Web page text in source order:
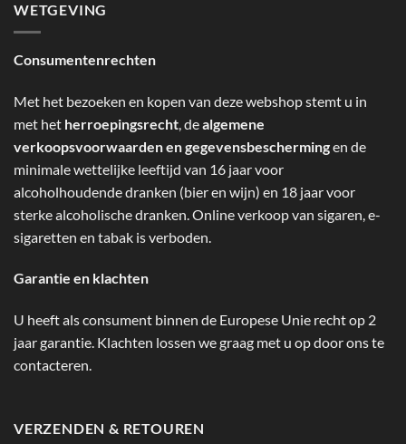
WETGEVING
Consumentenrechten
Met het bezoeken en kopen van deze webshop stemt u in
met het herroepingsrecht , dealgemene
verkoopsvoorwaarden en gegevensbeschermingen de
minimale wettelijke leeftijd van 16 jaar voor
alcoholhoudende dranken (bier en wijn) en 18 jaar voor
sterke alcoholische dranken. Online verkoop van sigaren, e-
sigaretten en tabak is verboden.
Garantie en klachten
U heeft als consument binnen de Europese Unie recht op 2
jaar garantie. Klachten lossen we graag met u op door ons te
contacteren.
VERZENDEN & RETOUREN